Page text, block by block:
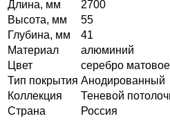
Длина, мм
2700
Высота, мм
55
Глубина, мм
41
Материал
алюминий
Цвет
серебро матовое
Тип покрытия Анодированный
Коллекция
Теневой
Страна
Россия